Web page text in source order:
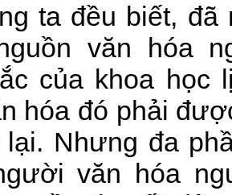
ta đều biết,
văn hóa
của khoa học
hóa đó phải
lại. Nhưng đa
văn hóa